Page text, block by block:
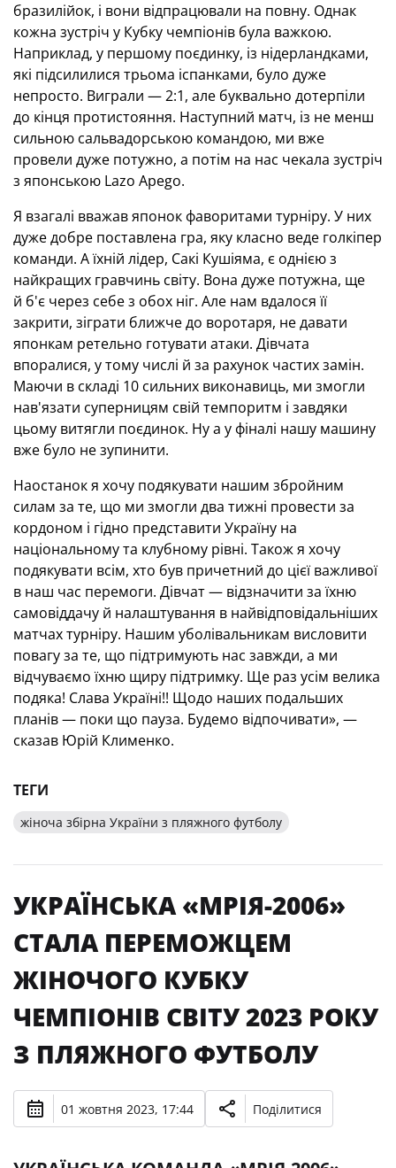
бразилійок, і вони відпрацювали на повну. Однак
кожна зустріч у Кубку чемпіонів була важкою.
Наприклад, у першому поєдинку, із нідерландками,
які підсилилися трьома іспанками, було дуже
непросто. Виграли — 2:1, але буквально дотерпіли
до кінця протистояння. Наступний матч, із не менш
сильною сальвадорською командою, ми вже
провели дуже потужно, а потім на нас чекала зустріч
з японською Lazo Apego.
Я взагалі вважав японок фаворитами турніру. У них
дуже добре поставлена гра, яку класно веде голкіпер
команди. А їхній лідер, Сакі Кушіяма, є однією з
найкращих гравчинь світу. Вона дуже потужна, ще
й б'є через себе з обох ніг. Але нам вдалося її
закрити, зіграти ближче до воротаря, не давати
японкам ретельно готувати атаки. Дівчата
впоралися, у тому числі й за рахунок частих замін.
Маючи в складі 10 сильних виконавиць, ми змогли
нав'язати суперницям свій темпоритм і завдяки
цьому витягли поєдинок. Ну а у фіналі нашу машину
вже було не зупинити.
Наостанок я хочу подякувати нашим збройним
силам за те, що ми змогли два тижні провести за
кордоном і гідно представити Україну на
національному та клубному рівні. Також я хочу
подякувати всім, хто був причетний до цієї важливої
в наш час перемоги. Дівчат — відзначити за їхню
самовіддачу й налаштування в найвідповідальніших
матчах турніру. Нашим уболівальникам висловити
повагу за те, що підтримують нас завжди, а ми
відчуваємо їхню щиру підтримку. Ще раз усім велика
подяка! Слава Україні!! Щодо наших подальших
планів — поки що пауза. Будемо відпочивати», —
сказав Юрій Клименко.
ТЕГИ
жіноча збірна України з пляжного футболу
УКРАЇНСЬКА «МРІЯ-2006»
СТАЛА ПЕРЕМОЖЦЕМ
ЖІНОЧОГО КУБКУ
ЧЕМПІОНІВ СВІТУ 2023 РОКУ
З ПЛЯЖНОГО ФУТБОЛУ
01 жовтня 2023, 17:44 Поділитися